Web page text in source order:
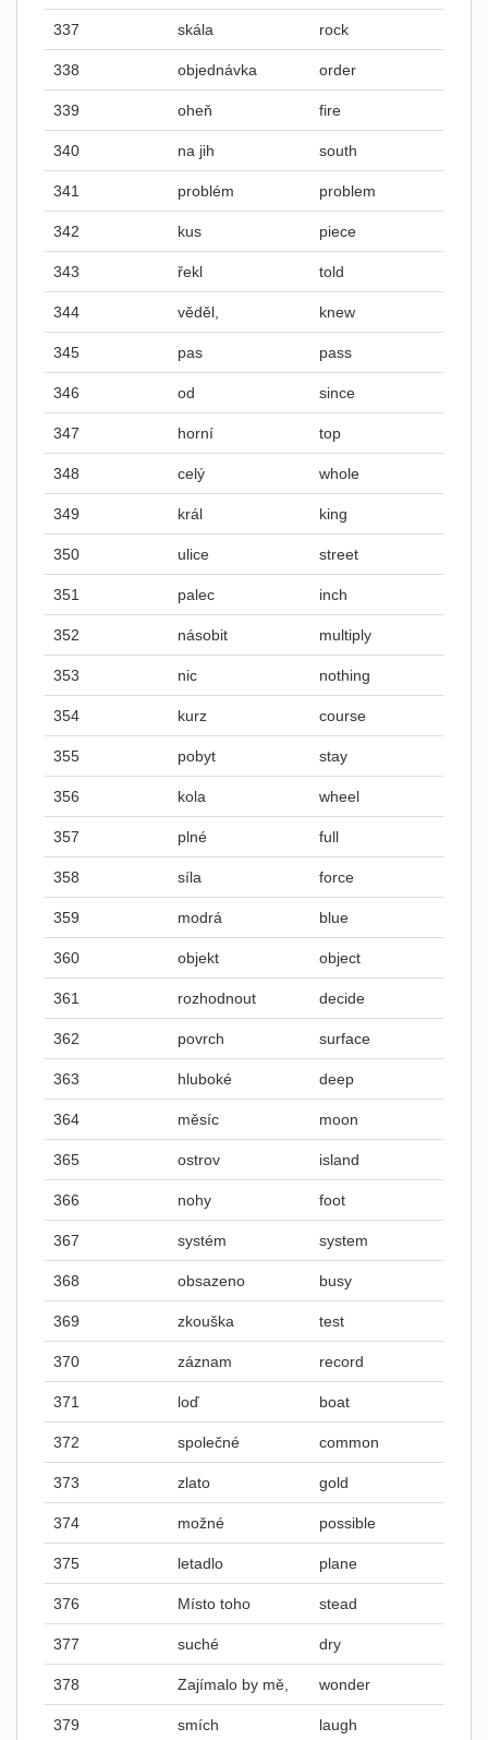
337 skála rock
338 objednávka order
339 oheň fire
340 na jih south
341 problém problem
342 kus piece
343 řekl told
344 věděl, knew
345 pas pass
346 od since
347 horní top
348 celý whole
349 král king
350 ulice street
351 palec inch
352 násobit multiply
353 nic nothing
354 kurz course
355 pobyt stay
356 kola wheel
357 plné full
358 síla force
359 modrá blue
360 objekt object
361 rozhodnout decide
362 povrch surface
363 hluboké deep
364 měsíc moon
365 ostrov island
366 nohy foot
367 systém system
368 obsazeno busy
369 zkouška test
370 záznam record
371 loď boat
372 společné common
373 zlato gold
374 možné possible
375 letadlo plane
376 Místo toho stead
377 suché dry
378 Zajímalo by mě, wonder
379 smích laugh